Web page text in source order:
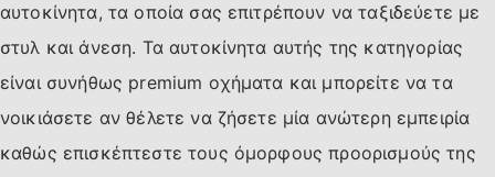
αυτοκίνητα, τα οποία σας επιτρέπουν να ταξιδεύετε με
στυλ και άνεση. Τα αυτοκίνητα αυτής της κατηγορίας
είναι συνήθως premium οχήματα και μπορείτε να τα
νοικιάσετε αν θέλετε να ζήσετε μία ανώτερη εμπειρία
καθώς επισκέπτεστε τους όμορφους προορισμούς της